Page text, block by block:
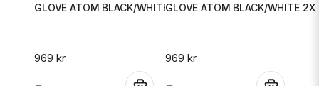
GLOVE ATOM BLACK/WHITE XL
969 kr
GLOVE ATOM BLACK/WHITE 2X
969 kr